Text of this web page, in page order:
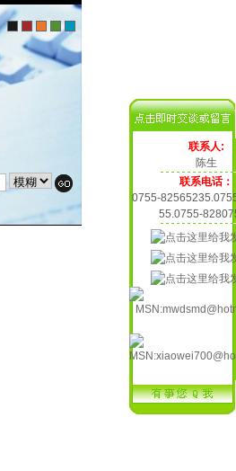
联系人:
陈生
联系电话：
0755-
55.0755-
MOTOROLA